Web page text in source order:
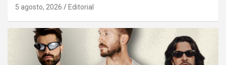
5 agosto, 2026 Editorial